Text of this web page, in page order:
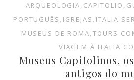
ARQUEOLOGIA, CAPITOLIO ,
PORTUGUÊS , IGREJAS , ITALIA
MUSEUS DE ROMA,TOURS
VIAGEM À ITALIA
Museus Capitolinos,
antigos do